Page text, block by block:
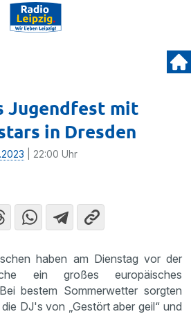
Jugendfest mit
in Dresden
| 22:00 Uhr
haben am Dienstag vor der
ein großes europäisches
bestem Sommerwetter sorgten
DJ's von „Gestört aber geil“ und